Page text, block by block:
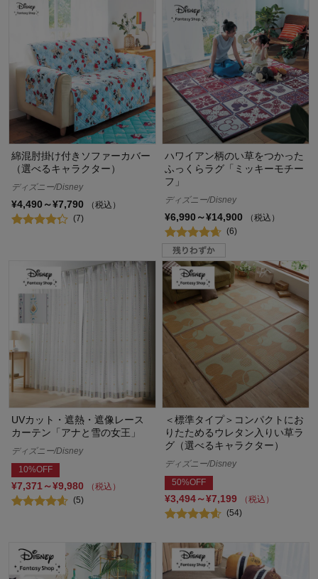
綿混肘掛け付きソファーカバー
（選べるキャラクター）
ディズニー/Disney
¥4,490～¥7,790
（税込）
(7)
ハワイアン柄のい草をつかった
ふっくらラグ「ミッキーモチー
フ」
ディズニー/Disney
¥6,990～¥14,900
（税込）
(6)
UVカット・遮熱・遮像レース
カーテン「アナと雪の女王」
ディズニー/Disney
10%OFF
¥7,371～¥9,980
（税込）
(5)
＜標準タイプ＞コンパクトにお
りたためるウレタン入りい草ラ
グ（選べるキャラクター）
ディズニー/Disney
50%OFF
¥3,494～¥7,199
（税込）
(54)